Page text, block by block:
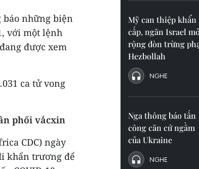
báo những biện
với một lệnh
được xem
ca tử vong
phối vắcxin
CDC) ngày
khẩn trương để
Mỹ can thiệp khẩn
cấp, ngăn Israel
rộng đòn trừng
Hezbollah
NGHE
Nga thông báo tấn
công căn cứ ngầm
của Ukraine
NGHE